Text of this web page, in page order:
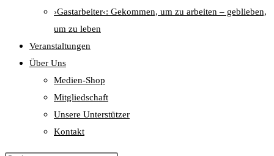
›Gastarbeiter‹: Gekommen, um zu arbeiten – geblieben,
um zu leben
Veranstaltungen
Über Uns
Medien-Shop
Mitgliedschaft
Unsere Unterstützer
Kontakt